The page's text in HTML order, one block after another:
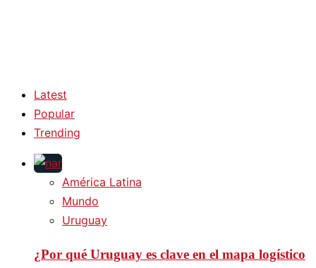
Latest
Popular
Trending
América Latina
Mundo
Uruguay
¿Por qué Uruguay es clave en el mapa logístico